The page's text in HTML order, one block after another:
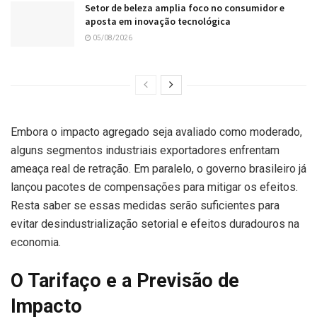
Setor de beleza amplia foco no consumidor e
aposta em inovação tecnológica
05/08/2026
Embora o impacto agregado seja avaliado como moderado,
alguns segmentos industriais exportadores enfrentam
ameaça real de retração. Em paralelo, o governo brasileiro já
lançou pacotes de compensações para mitigar os efeitos.
Resta saber se essas medidas serão suficientes para
evitar desindustrialização setorial e efeitos duradouros na
economia.
O Tarifaço e a Previsão de
Impacto